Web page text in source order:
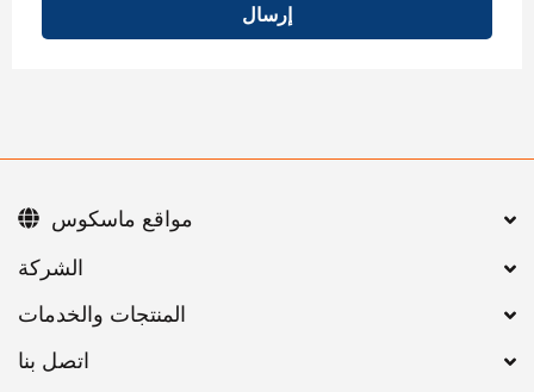
إرسال
اتصل بنا
مواقع ماسكوس